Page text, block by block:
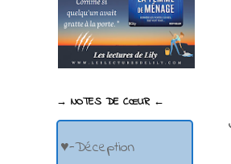
→ NOTES DE CŒUR ←
♥-Déception